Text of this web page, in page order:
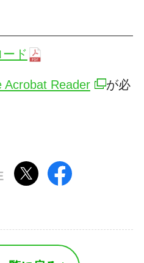
ド
Acrobat Reader
が必